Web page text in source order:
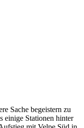
Sache begeistern zu
einige Stationen hinter